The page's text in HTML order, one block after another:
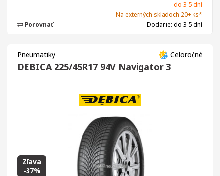
do 3-5 dní
Na externých skladoch 20+ ks*
Dodanie: do 3-5 dní
Porovnať
Celoročné
Pneumatiky
DEBICA 225/45R17 94V Navigator 3
Zľava
-37%